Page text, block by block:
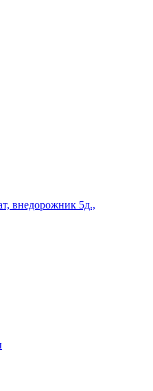
внедорожник 5д.,